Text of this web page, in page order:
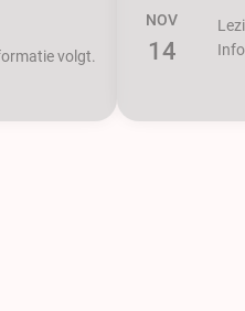
volgt.
NOV
14